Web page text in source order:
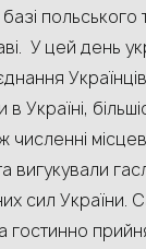
польського
У цей день
в Україні,
численні
вигукували
сил України.